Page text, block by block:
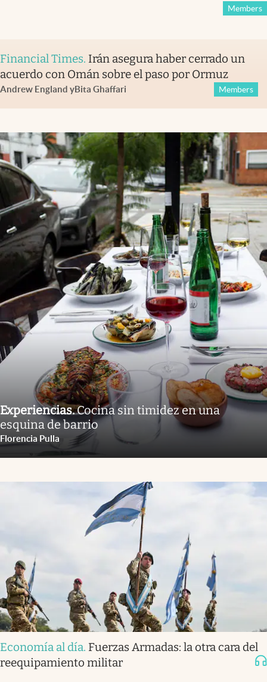
Members
Financial Times. Irán asegura haber cerrado un
acuerdo con Omán sobre el paso por Ormuz
Andrew England yBita Ghaffari Members
Experiencias.Cocina sin timidez en una
esquina de barrio
Florencia Pulla
Economía al día. Fuerzas Armadas: la otra cara del
reequipamiento militar